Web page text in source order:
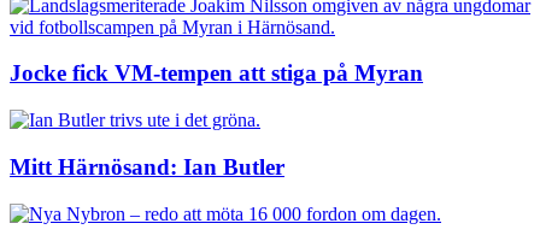
Jocke fick VM-tempen att stiga på Myran
Mitt Härnösand: Ian Butler